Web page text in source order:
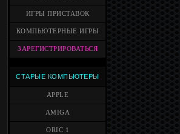
ИГРЫ ПРИСТАВОК
КОМПЬЮТЕРНЫЕ ИГРЫ
ЗАРЕГИСТРИРОВАТЬСЯ
СТАРЫЕ КОМПЬЮТЕРЫ
APPLE
AMIGA
ORIC 1